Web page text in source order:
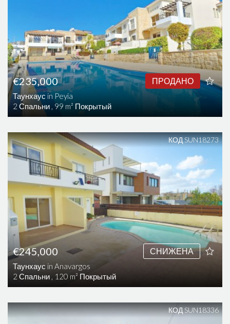
ПРОДАНО
€235,000
Таунхаус in Peyia
2 Спальни , 99 m² Покрытый
СНИЖЕНА
€245,000
Таунхаус in Anavargos
2 Спальни , 120 m² Покрытый
КОД SUN18273
КОД SUN18336